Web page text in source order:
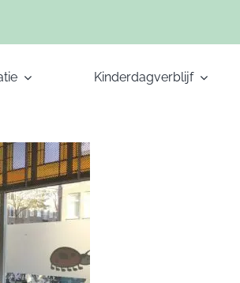
Kinderdagverblijf